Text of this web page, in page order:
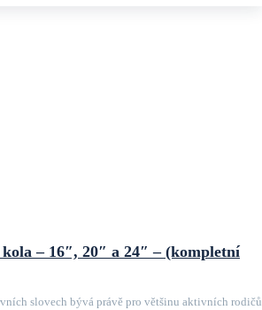
– 16″, 20″ a 24″ – (kompletní
slovech bývá právě pro většinu aktivních rodičů